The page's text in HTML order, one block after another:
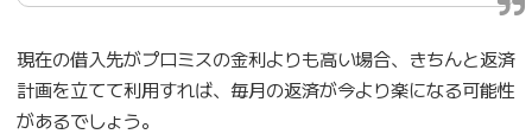
現在の借入先がプロミスの金利よりも高い場合、きちんと返済
計画を立てて利用すれば、毎月の返済が今より楽になる可能性
があるでしょう。